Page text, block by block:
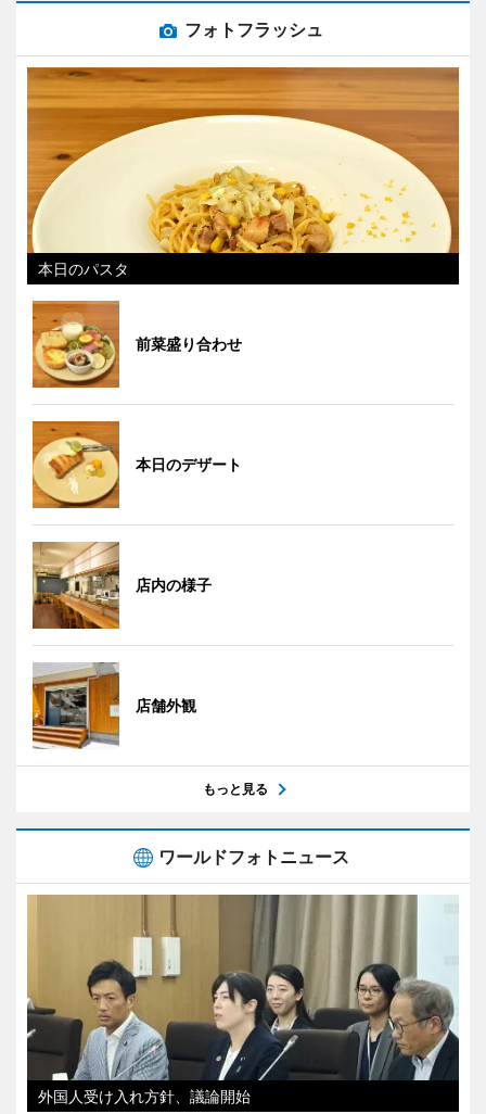
フォトフラッシュ
本日のパスタ
前菜盛り合わせ
本日のデザート
店内の様子
店舗外観
もっと見る
ワールドフォトニュース
外国人受け入れ方針、議論開始